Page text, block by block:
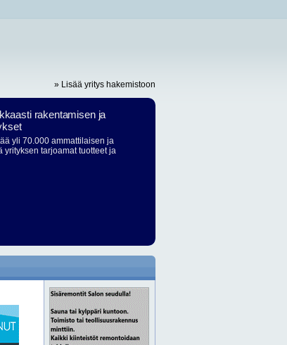
» Lisää yritys hakemistoon
rakentamisen ja
yli 70.000 ammattilaisen ja
yrityksen tarjoamat tuotteet ja